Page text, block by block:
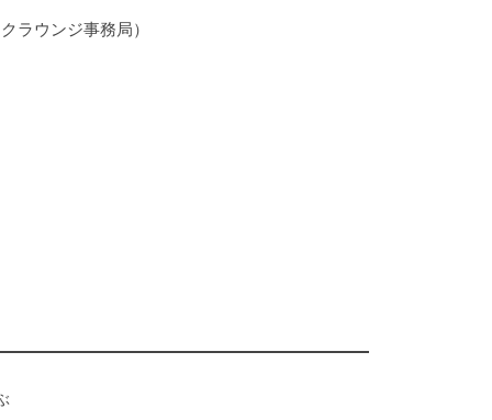
ラウンジ事務局）